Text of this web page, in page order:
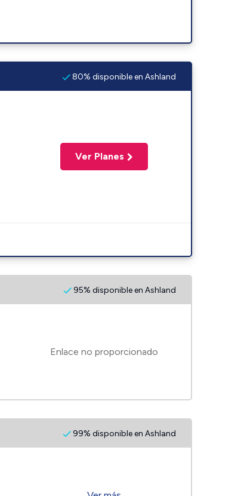
80% disponible en Ashland
Ver Planes
95% disponible en Ashland
Enlace no proporcionado
99% disponible en Ashland